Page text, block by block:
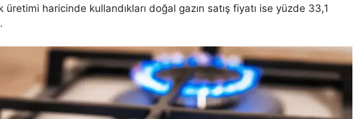
haricinde kullandıkları doğal gazın satış fiyatı ise yüzde 33,1